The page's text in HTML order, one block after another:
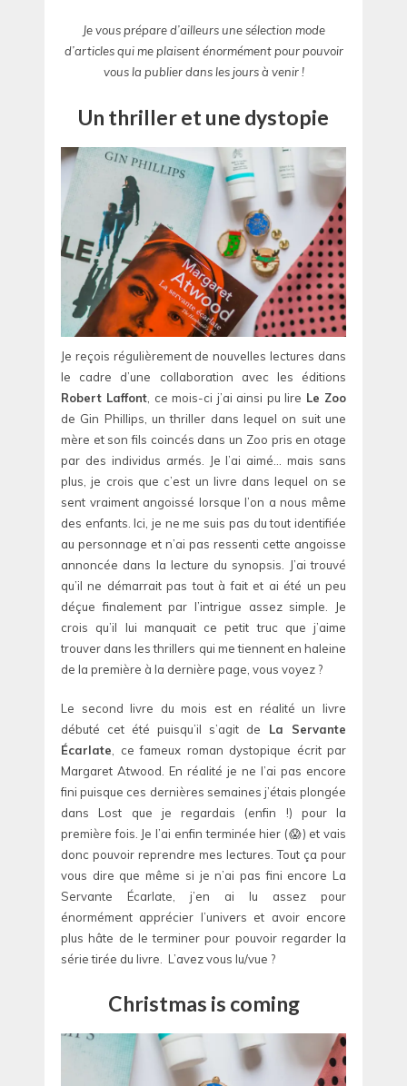
Je vous prépare d’ailleurs une sélection mode
d’articles qui me plaisent énormément pour pouvoir
vous la publier dans les jours à venir !
Un thriller et une dystopie
Je reçois régulièrement de nouvelles lectures dans
le cadre d’une collaboration avec les éditions
Robert Laffont , ce mois-ci j’ai ainsi pu lire Le Zoo
de Gin Phillips, un thriller dans lequel on suit une
mère et son fils coincés dans un Zoo pris en otage
par des individus armés. Je l’ai aimé… mais sans
plus, je crois que c’est un livre dans lequel on se
sent vraiment angoissé lorsque l’on a nous même
des enfants. Ici, je ne me suis pas du tout identifiée
au personnage et n’ai pas ressenti cette angoisse
annoncée dans la lecture du synopsis. J’ai trouvé
qu’il ne démarrait pas tout à fait et ai été un peu
déçue finalement par l’intrigue assez simple. Je
crois qu’il lui manquait ce petit truc que j’aime
trouver dans les thrillers qui me tiennent en haleine
de la première à la dernière page, vous voyez ?
Le second livre du mois est en réalité un livre
débuté cet été puisqu’il s’agit de La Servante
Écarlate , ce fameux roman dystopique écrit par
Margaret Atwood. En réalité je ne l’ai pas encore
fini puisque ces dernières semaines j’étais plongée
dans Lost que je regardais (enfin !) pour la
première fois. Je l’ai enfin terminée hier (😱) et vais
donc pouvoir reprendre mes lectures. Tout ça pour
vous dire que même si je n’ai pas fini encore La
Servante Écarlate, j’en ai lu assez pour
énormément apprécier l’univers et avoir encore
plus hâte de le terminer pour pouvoir regarder la
série tirée du livre. L’avez vous lu/vue ?
Christmas is coming